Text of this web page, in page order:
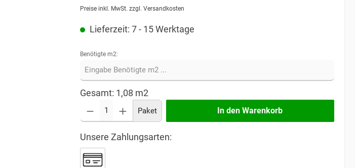
Preise inkl. MwSt. zzgl. Versandkosten
Lieferzeit: 7 - 15 Werktage
Benötigte m2:
Gesamt: 1,08 m2
Paket In den Warenkorb
Unsere Zahlungsarten: